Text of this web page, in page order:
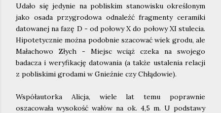
Udało się jedynie na pobliskim stanowisku określonym
jako osada przygrodowa odnaleźć fragmenty ceramiki
datowanej na fazę D - od połowy X do połowy XI stulecia.
Hipotetycznie można podobnie szacować wiek grodu, ale
Małachowo Złych - Miejsc wciąż czeka na swojego
badacza i weryfikację datowania (a także ustalenia relacji
z pobliskimi grodami w Gnieźnie czy Chłądowie).
Współautorka Alicja, wiele lat temu poprawnie
oszacowała wysokość wałów na ok. 4,5 m. U podstawy